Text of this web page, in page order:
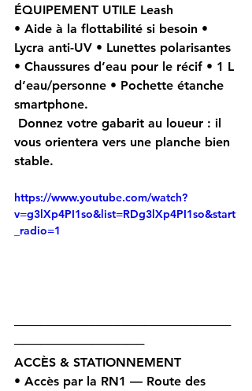
ÉQUIPEMENT UTILE Leash
• Aide à la flottabilité si besoin •
Lycra anti-UV • Lunettes polarisantes
• Chaussures d’eau pour le récif • 1 L
d’eau/personne • Pochette étanche
smartphone.
Donnez votre gabarit au loueur : il
vous orientera vers une planche bien
stable.
https://www.youtube.com/watch?
v=g3lXp4PI1so&list=RDg3lXp4PI1so&start
_radio=1
─────────────────────────
───────────────
ACCÈS & STATIONNEMENT
• Accès par la RN1 — Route des